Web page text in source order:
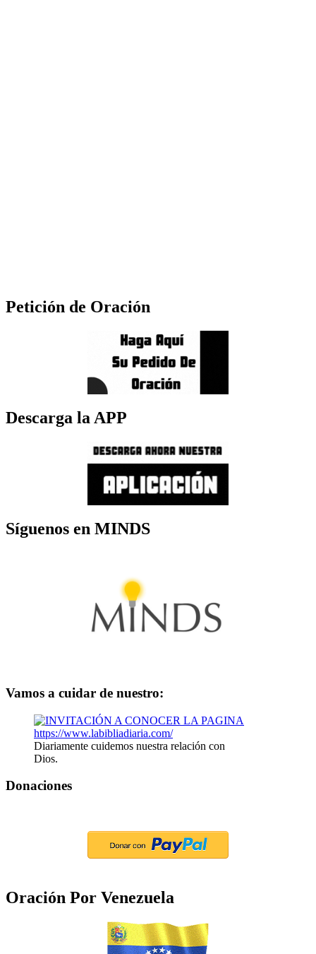
Petición de Oración
Descarga la APP
Síguenos en MINDS
Vamos a cuidar de nuestro:
Diariamente cuidemos nuestra relación con
Dios.
Donaciones
Oración Por Venezuela